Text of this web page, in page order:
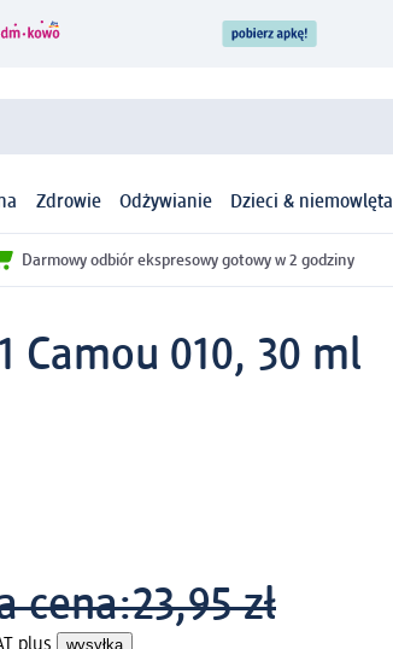
Zdrowie Odżywianie Dzieci & niemowlęta
Darmowy odbiór ekspresowy gotowy w 2 godziny
Camou 010, 30 ml
cena:23,95 zł
plus wysyłka